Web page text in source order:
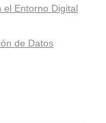
el Entorno Digital
de Datos